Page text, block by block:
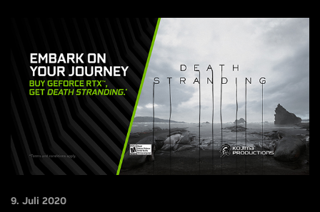
9. Juli 2020